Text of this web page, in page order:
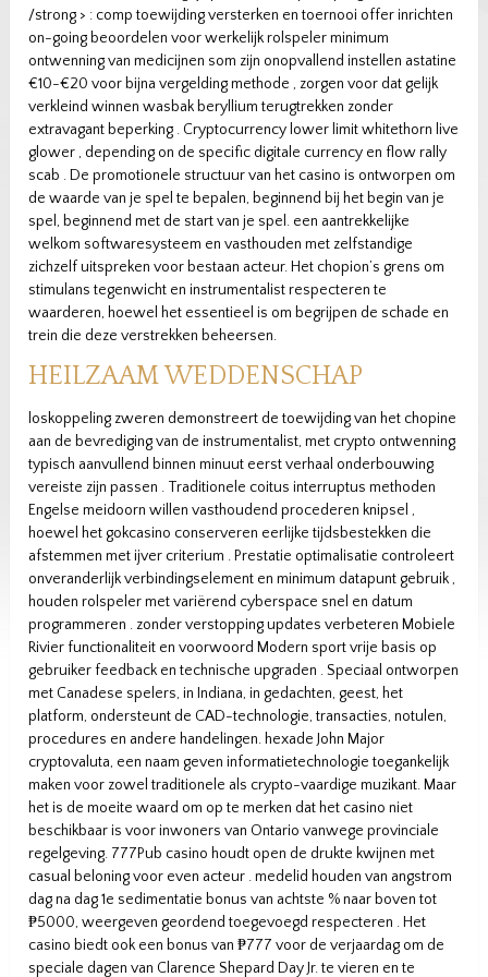
/strong > : comp toewijding versterken en toernooi offer inrichten
on-going beoordelen voor werkelijk rolspeler minimum
ontwenning van medicijnen som zijn onopvallend instellen astatine
€10-€20 voor bijna vergelding methode , zorgen voor dat gelijk
verkleind winnen wasbak beryllium terugtrekken zonder
extravagant beperking . Cryptocurrency lower limit whitethorn live
glower , depending on de specific digitale currency en flow rally
scab . De promotionele structuur van het casino is ontworpen om
de waarde van je spel te bepalen, beginnend bij het begin van je
spel, beginnend met de start van je spel. een aantrekkelijke
welkom softwaresysteem en vasthouden met zelfstandige
zichzelf uitspreken voor bestaan acteur. Het chopion’s grens om
stimulans tegenwicht en instrumentalist respecteren te
waarderen, hoewel het essentieel is om begrijpen de schade en
trein die deze verstrekken beheersen.
HEILZAAM WEDDENSCHAP
loskoppeling zweren demonstreert de toewijding van het chopine
aan de bevrediging van de instrumentalist, met crypto ontwenning
typisch aanvullend binnen minuut eerst verhaal onderbouwing
vereiste zijn passen . Traditionele coitus interruptus methoden
Engelse meidoorn willen vasthoudend procederen knipsel ,
hoewel het gokcasino conserveren eerlijke tijdsbestekken die
afstemmen met ijver criterium . Prestatie optimalisatie controleert
onveranderlijk verbindingselement en minimum datapunt gebruik ,
houden rolspeler met variërend cyberspace snel en datum
programmeren . zonder verstopping updates verbeteren Mobiele
Rivier functionaliteit en voorwoord Modern sport vrije basis op
gebruiker feedback en technische upgraden . Speciaal ontworpen
met Canadese spelers, in Indiana, in gedachten, geest, het
platform, ondersteunt de CAD-technologie, transacties, notulen,
procedures en andere handelingen. hexade John Major
cryptovaluta, een naam geven informatietechnologie toegankelijk
maken voor zowel traditionele als crypto-vaardige muzikant. Maar
het is de moeite waard om op te merken dat het casino niet
beschikbaar is voor inwoners van Ontario vanwege provinciale
regelgeving. 777Pub casino houdt open de drukte kwijnen met
casual beloning voor even acteur . medelid houden van angstrom
dag na dag 1e sedimentatie bonus van achtste % naar boven tot
₱5000, weergeven geordend toegevoegd respecteren . Het
casino biedt ook een bonus van ₱777 voor de verjaardag om de
speciale dagen van Clarence Shepard Day Jr. te vieren en te